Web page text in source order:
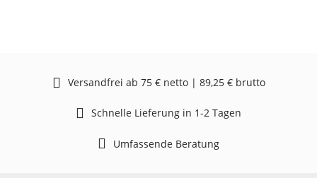
Versandfrei ab 75 € netto | 89,25 € brutto
Schnelle Lieferung in 1-2 Tagen
Umfassende Beratung